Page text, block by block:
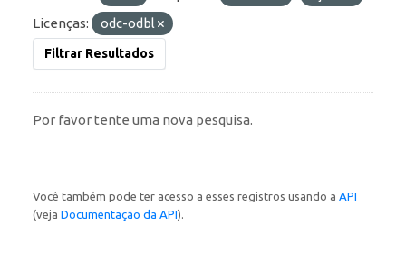
Licenças:
odc-odbl
Filtrar Resultados
Por favor tente uma nova pesquisa.
Você também pode ter acesso a esses registros usando a API
(veja Documentação da API).